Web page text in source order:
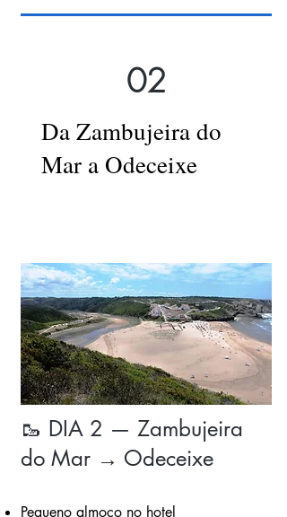
02
Da Zambujeira do
Mar a Odeceixe
🥾 DIA 2 — Zambujeira
do Mar → Odeceixe
Pequeno almoço no hotel